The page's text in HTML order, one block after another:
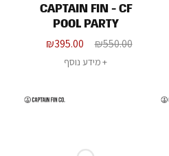
CAPTAIN FIN - CF
POOL PARTY
₪550.00
₪395.00
מידע נוסף